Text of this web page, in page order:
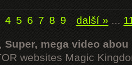
4 5 6 7 8 9 další » ...
, Super, mega video abou
websites Magic